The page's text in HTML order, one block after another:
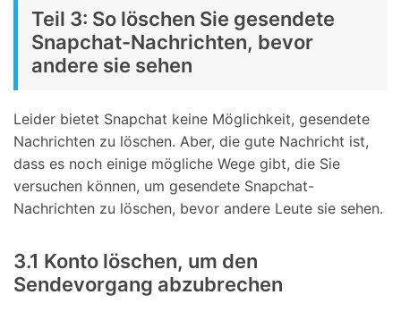
Teil 3: So löschen Sie gesendete
Snapchat-Nachrichten, bevor
andere sie sehen
Leider bietet Snapchat keine Möglichkeit, gesendete
Nachrichten zu löschen. Aber, die gute Nachricht ist,
dass es noch einige mögliche Wege gibt, die Sie
versuchen können, um gesendete Snapchat-
Nachrichten zu löschen, bevor andere Leute sie sehen.
3.1 Konto löschen, um den
Sendevorgang abzubrechen